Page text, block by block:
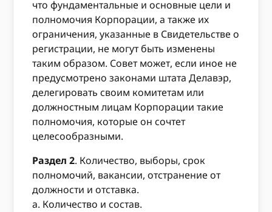
что фундаментальные и основные цели и
полномочия Корпорации, а также их
ограничения, указанные в Свидетельстве о
регистрации, не могут быть изменены
таким образом. Совет может, если иное не
предусмотрено законами штата Делавэр,
делегировать своим комитетам или
должностным лицам Корпорации такие
полномочия, которые он сочтет
целесообразными.
Раздел 2. Количество, выборы, срок
полномочий, вакансии, отстранение от
должности и отставка.
а. Количество и состав.